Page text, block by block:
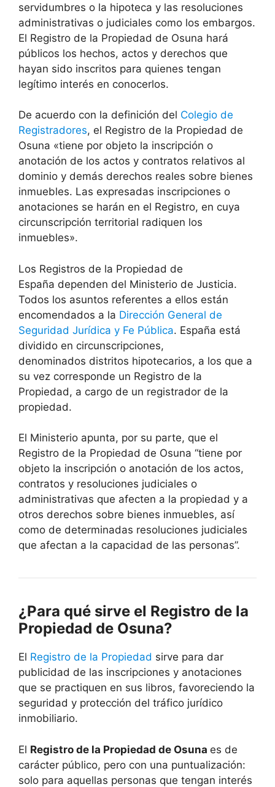
servidumbres o la hipoteca y las resoluciones
administrativas o judiciales como los embargos.
El Registro de la Propiedad de Osuna hará
públicos los hechos, actos y derechos que
hayan sido inscritos para quienes tengan
legítimo interés en conocerlos.
De acuerdo con la definición del Colegio de
Registradores, el Registro de la Propiedad de
Osuna «tiene por objeto la inscripción o
anotación de los actos y contratos relativos al
dominio y demás derechos reales sobre bienes
inmuebles. Las expresadas inscripciones o
anotaciones se harán en el Registro, en cuya
circunscripción territorial radiquen los
inmuebles».
Los Registros de la Propiedad de
España dependen del Ministerio de Justicia.
Todos los asuntos referentes a ellos están
encomendados a la Dirección General de
Seguridad Jurídica y Fe Pública. España está
dividido en circunscripciones,
denominados distritos hipotecarios, a los que a
su vez corresponde un Registro de la
Propiedad, a cargo de un registrador de la
propiedad.
El Ministerio apunta, por su parte, que el
Registro de la Propiedad de Osuna “tiene por
objeto la inscripción o anotación de los actos,
contratos y resoluciones judiciales o
administrativas que afecten a la propiedad y a
otros derechos sobre bienes inmuebles, así
como de determinadas resoluciones judiciales
que afectan a la capacidad de las personas”.
¿Para qué sirve el Registro de la
Propiedad de Osuna?
El Registro de la Propiedad sirve para dar
publicidad de las inscripciones y anotaciones
que se practiquen en sus libros, favoreciendo la
seguridad y protección del tráfico jurídico
inmobiliario.
El Registro de la Propiedad de Osuna es de
carácter público, pero con una puntualización:
solo para aquellas personas que tengan interés